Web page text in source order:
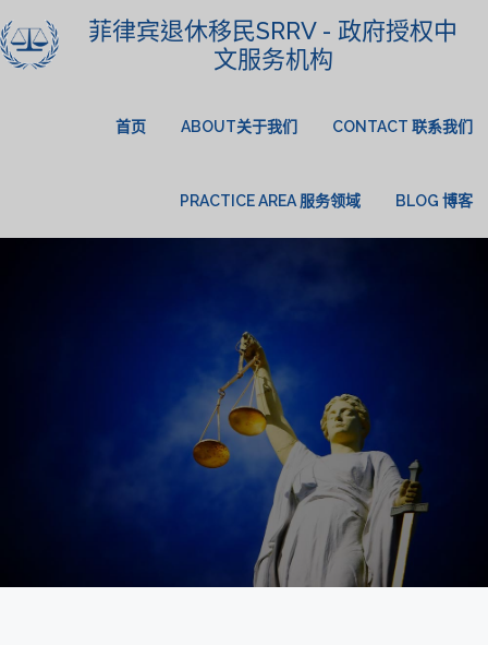
菲律宾退休移民SRRV - 政府授权中
文服务机构
首页 ABOUT关于我们 CONTACT 联系我们
PRACTICE AREA 服务领域 BLOG 博客